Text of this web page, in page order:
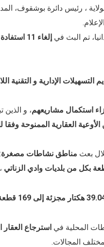
، رئيس دائرة بوشقوف،
تم البث في
إلغاء 11
التسهيلات الإدارية و التقنية
استكمال مشاريعهم، و الذين
الأوعية العقارية الممنوحة وفقا
بعث مناطق نشاطات مصغرة:
،
المحلية في استرجاع
المجالات.